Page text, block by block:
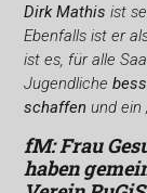
Dirk Mathis ist
Ebenfalls ist er
ist es, für alle
Jugendliche
schaffen und ein
fM: Frau
haben